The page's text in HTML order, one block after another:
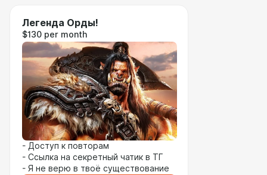
Легенда Орды!
$130 per month
- Доступ к повторам
- Ссылка на секретный чатик в ТГ
- Я не верю в твоё существование